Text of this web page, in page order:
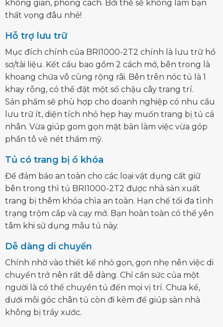
không gian, phong cách. Bởi thế sẽ không làm bạn
thất vọng đâu nhé!
Hỗ trợ lưu trữ
Mục đích chính của BRI1000-2T2 chính là lưu trữ hồ
sơ/tài liệu. Kết cấu bao gồm 2 cách mở, bên trong là
khoang chứa vô cùng rộng rãi. Bên trên nóc tủ là 1
khay rỗng, có thể đặt một số chậu cây trang trí.
Sản phẩm sẽ phù hợp cho doanh nghiệp có nhu cầu
lưu trữ ít, diện tích nhỏ hẹp hay muốn trang bị tủ cá
nhân. Vừa giúp gom gọn mặt bàn làm việc vừa góp
phần tô vẽ nét thẩm mỹ.
Tủ có trang bị ổ khóa
Để đảm bảo an toàn cho các loại vật dụng cất giữ
bên trong thì tủ BRI1000-2T2 được nhà sản xuất
trang bị thêm khóa chìa an toàn. Hạn chế tối đa tình
trạng trộm cắp và cạy mở. Bạn hoàn toàn có thể yên
tâm khi sử dụng mẫu tủ này.
Dễ dàng di chuyển
Chính nhờ vào thiết kế nhỏ gọn, gọn nhẹ nên việc di
chuyển trở nên rất dễ dàng. Chỉ cần sức của một
người là có thể chuyển tủ đến mọi vị trí. Chưa kể,
dưới mỗi góc chân tủ còn đi kèm đế giúp sàn nhà
không bị trầy xước.